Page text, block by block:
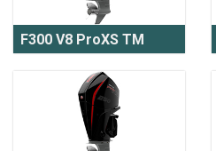
F300 V8 ProXS TM